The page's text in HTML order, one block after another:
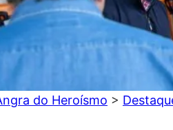
do Heroísmo >